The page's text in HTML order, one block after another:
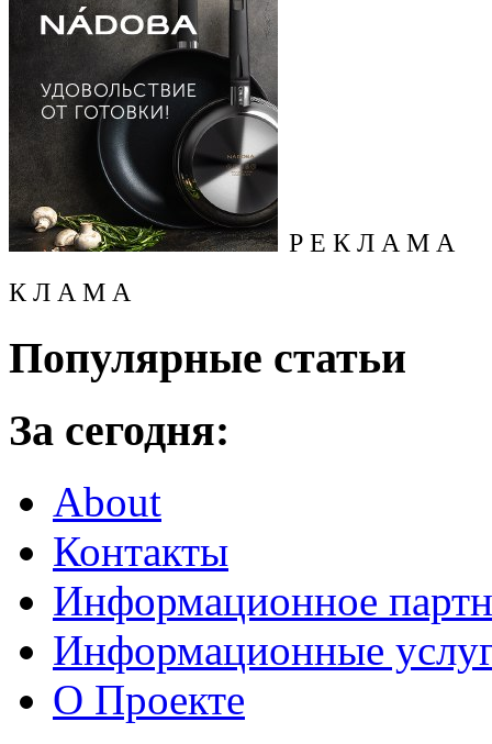
Р Е К Л А М А
К Л А М А
Популярные статьи
За сегодня:
About
Контакты
Информационное
Информационные
О Проекте